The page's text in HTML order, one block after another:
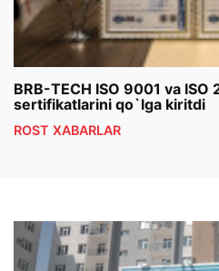
BRB-TECH ISO 9001 va ISO
sertifikatlarini qo`lga kiritdi
ROST XABARLAR